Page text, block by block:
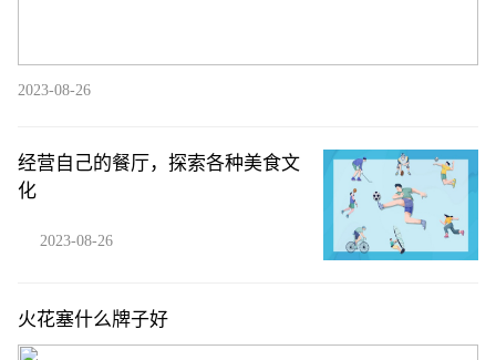
2023-08-26
经营自己的餐厅，探索各种美食文
化
2023-08-26
火花塞什么牌子好